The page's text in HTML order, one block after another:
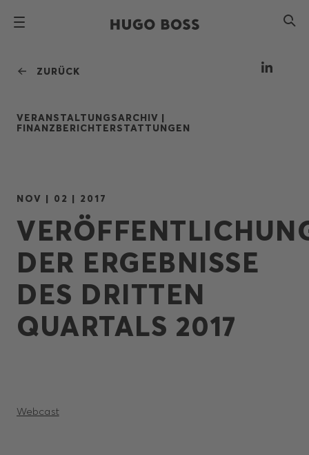
ZURÜCK
VERANSTALTUNGSARCHIV |
FINANZBERICHTERSTATTUNGEN
NOV | 02 | 2017
DER ERGEBNISSE
DES DRITTEN
QUARTALS 2017
Webcast